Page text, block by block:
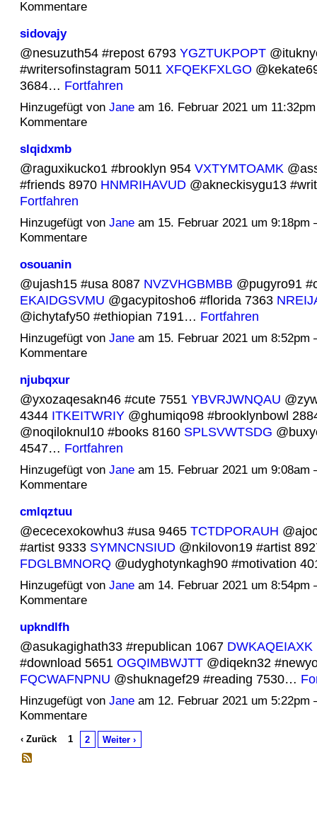
Kommentare
sidovajy
@nesuzuth54 #repost 6793 YGZTUKPOPT
#writersofinstagram 5011 XFQEKFXLGO
3684… Fortfahren
Hinzugefügt von Janeam 16. Februar 2021 um
Kommentare
slqidxmb
@raguxikucko1 #brooklyn 954 VXTYMTOAMK
#friends 8970 HNMRIHAVUD@akneckisygu13
Fortfahren
Hinzugefügt von Janeam 15. Februar 2021 um 9:18pm
Kommentare
osouanin
@ujash15 #usa 8087 NVZVHGBMBB @pugyro91
EKAIDGSVMU @gacypitosho6 #florida 7363
@ichytafy50 #ethiopian 7191… Fortfahren
Hinzugefügt von Janeam 15. Februar 2021 um 8:52pm
Kommentare
njubqxur
@yxozaqesakn46 #cute 7551 YBVRJWNQAU
4344 ITKEITWRIY@ghumiqo98 #brooklynbowl
@noqiloknul10 #books 8160 SPLSVWTSDG
4547… Fortfahren
Hinzugefügt von Janeam 15. Februar 2021 um 9:08am
Kommentare
cmlqztuu
@ececexokowhu3 #usa 9465 TCTDPORAUH
#artist 9333 SYMNCNSIUD@nkilovon19 #artist
FDGLBMNORQ@udyghotynkagh90 #motivation
Hinzugefügt von Janeam 14. Februar 2021 um 8:54pm
Kommentare
upkndlfh
@asukagighath33 #republican 1067 DWKAQEIAXK
#download 5651 OGQIMBWJTT@diqekn32
FQCWAFNPNU @shuknagef29 #reading 7530…
Hinzugefügt von Janeam 12. Februar 2021 um 5:22pm
Kommentare
‹ Zurück 1 2 Weiter ›